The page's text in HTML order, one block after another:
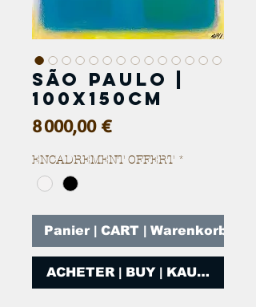
SÃO PAULO |
100x150cm
8 000,00 €Prix
ENCADREMENT OFFERT *
Panier | CART | Warenkorb
ACHETER | BUY | KAUFEN